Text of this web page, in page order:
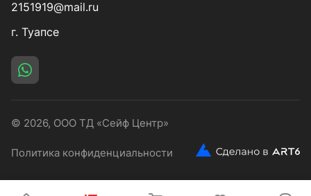
2151919@mail.ru
г. Туапсе
© 2026, ООО ТД «Сейф Центр»
Политика конфиденциальности